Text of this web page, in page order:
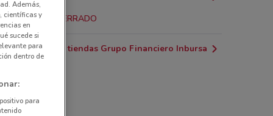
De México
13.2 km
CERRADO
Todas las tiendas Grupo Financiero Inbursa
Además,
científicas y
en
sucede si
para
dentro de
para